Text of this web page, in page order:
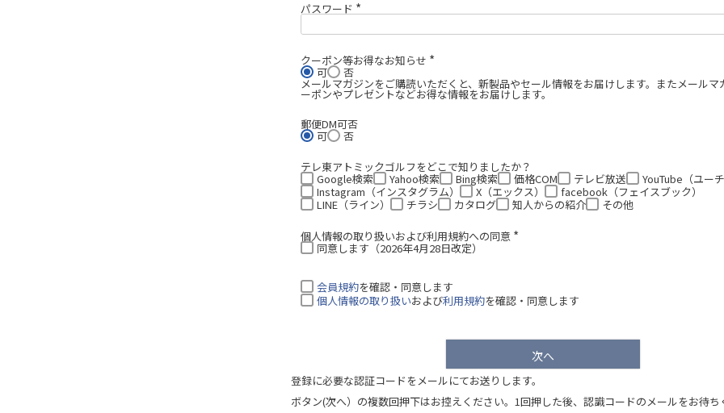
パスワード
必
クーポン等お得なお知らせ
必
須
)
可 否
メールマガジンをご購読いただくと、新製品やセール情報をお届けします。またメールマ
ーポンやプレゼントなどお得な情報をお届けします。
郵便DM可否
可 否
テレ東アトミックゴルフをどこで知りましたか？
Google検索 Yahoo検索 Bing検索 価格COM テレビ放送
YouTube（ユーチ
Instagram（インスタグラム）
X（エックス）
facebook（フェイスブック）
LINE（ライン）
チラシ カタログ 知人からの紹介 その他
個人情報の取り扱いおよび利用規約への同意
同意します（2026年4月28日改定）
会員規約を確認・同意します
個人情報の取り扱いおよび利用規約を確認・同意します
次へ
登録に必要な認証コードをメールにてお送りします。
ボタン(次へ）の複数回押下はお控えください。1回押した後、認識コードのメールをお待ち